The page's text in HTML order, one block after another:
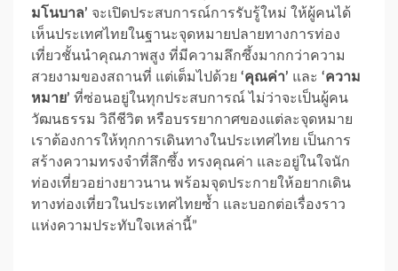
มโนบาล’ จะเปิดประสบการณ์การรับรู้ใหม่ ให้ผู้คนได้
เห็นประเทศไทยในฐานะจุดหมายปลายทางการท่อง
เที่ยวชั้นนำคุณภาพสูง ที่มีความลึกซึ้งมากกว่าความ
สวยงามของสถานที่ แต่เต็มไปด้วย ‘คุณค่า’ และ ‘ความ
หมาย’ ที่ซ่อนอยู่ในทุกประสบการณ์ ไม่ว่าจะเป็นผู้คน
วัฒนธรรม วิถีชีวิต หรือบรรยากาศของแต่ละจุดหมาย
เราต้องการให้ทุกการเดินทางในประเทศไทย เป็นการ
สร้างความทรงจำที่ลึกซึ้ง ทรงคุณค่า และอยู่ในใจนัก
ท่องเที่ยวอย่างยาวนาน พร้อมจุดประกายให้อยากเดิน
ทางท่องเที่ยวในประเทศไทยซ้ำ และบอกต่อเรื่องราว
แห่งความประทับใจเหล่านี้”